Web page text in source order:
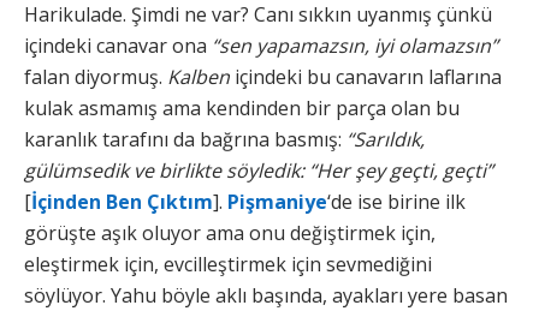
Harikulade. Şimdi ne var? Canı sıkkın uyanmış çünkü
içindeki canavar ona “sen yapamazsın, iyi olamazsın”
falan diyormuş. Kalben içindeki bu canavarın laflarına
kulak asmamış ama kendinden bir parça olan bu
karanlık tarafını da bağrına basmış: “Sarıldık,
gülümsedik ve birlikte söyledik: “Her şey geçti, geçti”
[İçinden Ben Çıktım]. Pişmaniye‘de ise birine ilk
görüşte aşık oluyor ama onu değiştirmek için,
eleştirmek için, evcilleştirmek için sevmediğini
söylüyor. Yahu böyle aklı başında, ayakları yere basan